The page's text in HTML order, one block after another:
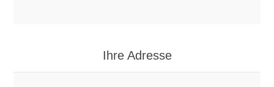
Ihre Adresse